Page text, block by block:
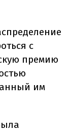
с
премию
им